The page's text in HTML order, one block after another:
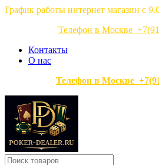
График работы интернет магазин с
Телефон в Москве
Контакты
О нас
Телефон в Москве